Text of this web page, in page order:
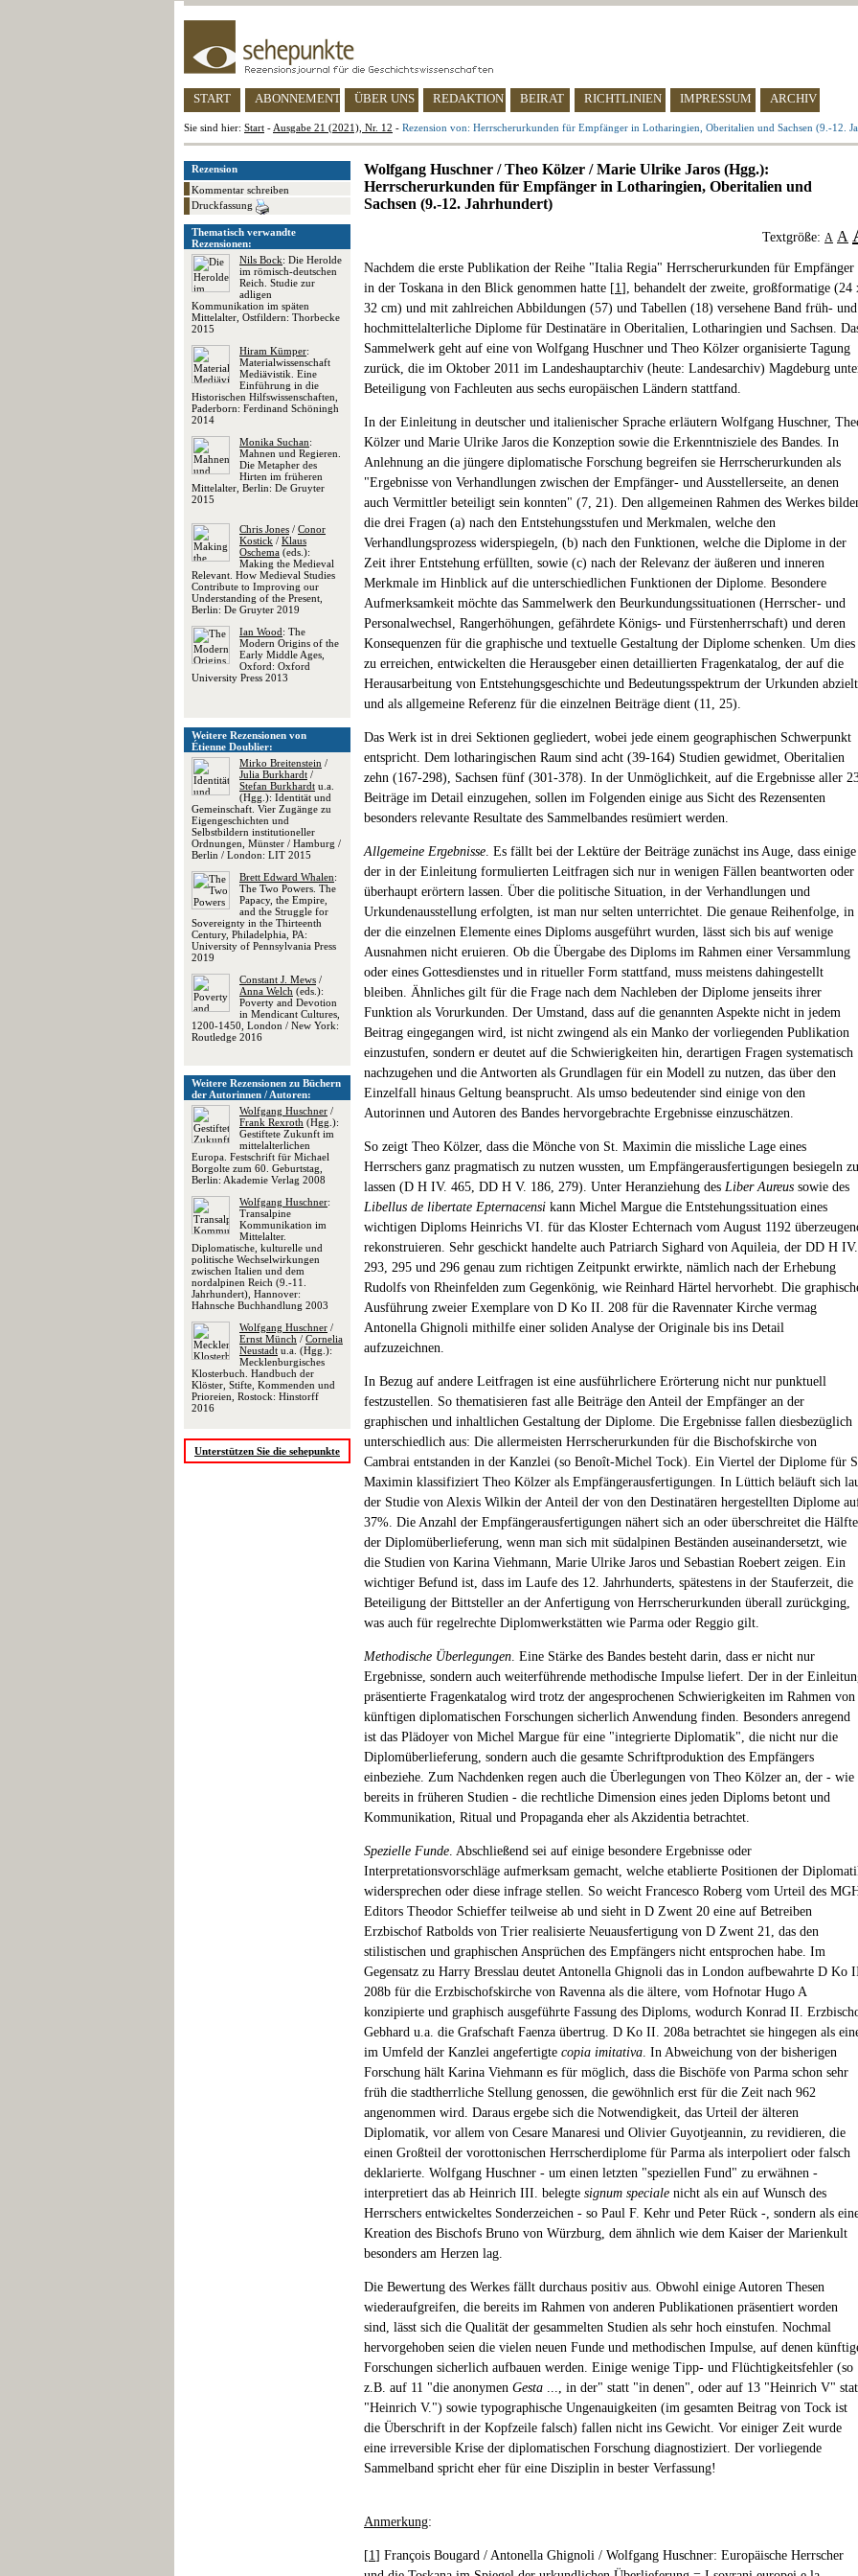
START ABONNEMENT ÜBER UNS REDAKTION BEIRAT RICHTLINIEN IMPRESSUM ARCHIV
Sie sind hier: Start - Ausgabe 21 (2021), Nr. 12 - Rezension von: Herrscherurkunden für Empfänger in Lotharingien, Oberitalien und Sachsen (9.-12.
Rezension
Kommentar schreiben
Druckfassung
Thematisch verwandte
Rezensionen:
Nils Bock: Die Herolde
im römisch-deutschen
Reich. Studie zur
adligen
Kommunikation im späten
Mittelalter, Ostfildern: Thorbecke
2015
Hiram Kümper:
Materialwissenschaft
Mediävistik. Eine
Einführung in die
Historischen Hilfswissenschaften,
Paderborn: Ferdinand Schöningh
2014
Monika Suchan:
Mahnen und Regieren.
Die Metapher des
Hirten im früheren
Mittelalter, Berlin: De Gruyter
2015
Chris Jones / Conor
Kostick / Klaus
Oschema (eds.):
Making the Medieval
Relevant. How Medieval Studies
Contribute to Improving our
Understanding of the Present,
Berlin: De Gruyter 2019
Ian Wood: The
Modern Origins of the
Early Middle Ages,
Oxford: Oxford
University Press 2013
Weitere Rezensionen von
Étienne Doublier:
Mirko Breitenstein /
Julia Burkhardt /
Stefan Burkhardt u.a.
(Hgg.): Identität und
Gemeinschaft. Vier Zugänge zu
Eigengeschichten und
Selbstbildern institutioneller
Ordnungen, Münster / Hamburg /
Berlin / London: LIT 2015
Brett Edward Whalen:
The Two Powers. The
Papacy, the Empire,
and the Struggle for
Sovereignty in the Thirteenth
Century, Philadelphia, PA:
University of Pennsylvania Press
2019
Constant J. Mews /
Anna Welch (eds.):
Poverty and Devotion
in Mendicant Cultures,
1200-1450, London / New York:
Routledge 2016
Weitere Rezensionen zu Büchern
der Autorinnen / Autoren:
Wolfgang Huschner /
Frank Rexroth (Hgg.):
Gestiftete Zukunft im
mittelalterlichen
Europa. Festschrift für Michael
Borgolte zum 60. Geburtstag,
Berlin: Akademie Verlag 2008
Wolfgang Huschner:
Transalpine
Kommunikation im
Mittelalter.
Diplomatische, kulturelle und
politische Wechselwirkungen
zwischen Italien und dem
nordalpinen Reich (9.-11.
Jahrhundert), Hannover:
Hahnsche Buchhandlung 2003
Wolfgang Huschner /
Ernst Münch / Cornelia
Neustadt u.a. (Hgg.):
Mecklenburgisches
Klosterbuch. Handbuch der
Klöster, Stifte, Kommenden und
Prioreien, Rostock: Hinstorff
2016
Unterstützen Sie die sehepunkte
Wolfgang Huschner / Theo Kölzer / Marie Ulrike Jaros (Hgg.):
Herrscherurkunden für Empfänger in Lotharingien, Oberitalien und
Sachsen (9.-12. Jahrhundert)
Textgröße: A A
Nachdem die erste Publikation der Reihe "Italia Regia" Herrscherurkunden für Empfänger
in der Toskana in den Blick genommen hatte [1], behandelt der zweite, großformatige (24
32 cm) und mit zahlreichen Abbildungen (57) und Tabellen (18) versehene Band früh- und
hochmittelalterliche Diplome für Destinatäre in Oberitalien, Lotharingien und Sachsen.
Sammelwerk geht auf eine von Wolfgang Huschner und Theo Kölzer organisierte Tagung
zurück, die im Oktober 2011 im Landeshauptarchiv (heute: Landesarchiv) Magdeburg
Beteiligung von Fachleuten aus sechs europäischen Ländern stattfand.
In der Einleitung in deutscher und italienischer Sprache erläutern Wolfgang Huschner,
Kölzer und Marie Ulrike Jaros die Konzeption sowie die Erkenntnisziele des Bandes. In
Anlehnung an die jüngere diplomatische Forschung begreifen sie Herrscherurkunden als
"Ergebnisse von Verhandlungen zwischen der Empfänger- und Ausstellerseite, an denen
auch Vermittler beteiligt sein konnten" (7, 21). Den allgemeinen Rahmen des Werkes
die drei Fragen (a) nach den Entstehungsstufen und Merkmalen, welche den
Verhandlungsprozess widerspiegeln, (b) nach den Funktionen, welche die Diplome in der
Zeit ihrer Entstehung erfüllten, sowie (c) nach der Relevanz der äußeren und inneren
Merkmale im Hinblick auf die unterschiedlichen Funktionen der Diplome. Besondere
Aufmerksamkeit möchte das Sammelwerk den Beurkundungssituationen (Herrscher- und
Personalwechsel, Rangerhöhungen, gefährdete Königs- und Fürstenherrschaft) und deren
Konsequenzen für die graphische und textuelle Gestaltung der Diplome schenken. Um dies
zu erreichen, entwickelten die Herausgeber einen detaillierten Fragenkatalog, der auf die
Herausarbeitung von Entstehungsgeschichte und Bedeutungsspektrum der Urkunden abzielt
und als allgemeine Referenz für die einzelnen Beiträge dient (11, 25).
Das Werk ist in drei Sektionen gegliedert, wobei jede einem geographischen Schwerpunkt
entspricht. Dem lotharingischen Raum sind acht (39-164) Studien gewidmet, Oberitalien
zehn (167-298), Sachsen fünf (301-378). In der Unmöglichkeit, auf die Ergebnisse aller
Beiträge im Detail einzugehen, sollen im Folgenden einige aus Sicht des Rezensenten
besonders relevante Resultate des Sammelbandes resümiert werden.
Allgemeine Ergebnisse. Es fällt bei der Lektüre der Beiträge zunächst ins Auge, dass einige
der in der Einleitung formulierten Leitfragen sich nur in wenigen Fällen beantworten oder
überhaupt erörtern lassen. Über die politische Situation, in der Verhandlungen und
Urkundenausstellung erfolgten, ist man nur selten unterrichtet. Die genaue Reihenfolge, in
der die einzelnen Elemente eines Diploms ausgeführt wurden, lässt sich bis auf wenige
Ausnahmen nicht eruieren. Ob die Übergabe des Diploms im Rahmen einer Versammlung
oder eines Gottesdienstes und in ritueller Form stattfand, muss meistens dahingestellt
bleiben. Ähnliches gilt für die Frage nach dem Nachleben der Diplome jenseits ihrer
Funktion als Vorurkunden. Der Umstand, dass auf die genannten Aspekte nicht in jedem
Beitrag eingegangen wird, ist nicht zwingend als ein Manko der vorliegenden Publikation
einzustufen, sondern er deutet auf die Schwierigkeiten hin, derartigen Fragen systematisch
nachzugehen und die Antworten als Grundlagen für ein Modell zu nutzen, das über den
Einzelfall hinaus Geltung beansprucht. Als umso bedeutender sind einige von den
Autorinnen und Autoren des Bandes hervorgebrachte Ergebnisse einzuschätzen.
So zeigt Theo Kölzer, dass die Mönche von St. Maximin die missliche Lage eines
Herrschers ganz pragmatisch zu nutzen wussten, um Empfängerausfertigungen besiegeln zu
lassen (D H IV. 465, DD H V. 186, 279). Unter Heranziehung des Liber Aureus sowie des
Libellus de libertate Epternacensi kann Michel Margue die Entstehungssituation eines
wichtigen Diploms Heinrichs VI. für das Kloster Echternach vom August 1192
rekonstruieren. Sehr geschickt handelte auch Patriarch Sighard von Aquileia, der DD H IV.
293, 295 und 296 genau zum richtigen Zeitpunkt erwirkte, nämlich nach der Erhebung
Rudolfs von Rheinfelden zum Gegenkönig, wie Reinhard Härtel hervorhebt. Die
Ausführung zweier Exemplare von D Ko II. 208 für die Ravennater Kirche vermag
Antonella Ghignoli mithilfe einer soliden Analyse der Originale bis ins Detail
aufzuzeichnen.
In Bezug auf andere Leitfragen ist eine ausführlichere Erörterung nicht nur punktuell
festzustellen. So thematisieren fast alle Beiträge den Anteil der Empfänger an der
graphischen und inhaltlichen Gestaltung der Diplome. Die Ergebnisse fallen diesbezüglich
unterschiedlich aus: Die allermeisten Herrscherurkunden für die Bischofskirche von
Cambrai entstanden in der Kanzlei (so Benoît-Michel Tock). Ein Viertel der Diplome für
Maximin klassifiziert Theo Kölzer als Empfängerausfertigungen. In Lüttich beläuft sich
der Studie von Alexis Wilkin der Anteil der von den Destinatären hergestellten Diplome
37%. Die Anzahl der Empfängerausfertigungen nähert sich an oder überschreitet die Hälfte
der Diplomüberlieferung, wenn man sich mit südalpinen Beständen auseinandersetzt, wie
die Studien von Karina Viehmann, Marie Ulrike Jaros und Sebastian Roebert zeigen. Ein
wichtiger Befund ist, dass im Laufe des 12. Jahrhunderts, spätestens in der Stauferzeit, die
Beteiligung der Bittsteller an der Anfertigung von Herrscherurkunden überall zurückging,
was auch für regelrechte Diplomwerkstätten wie Parma oder Reggio gilt.
Methodische Überlegungen. Eine Stärke des Bandes besteht darin, dass er nicht nur
Ergebnisse, sondern auch weiterführende methodische Impulse liefert. Der in der
präsentierte Fragenkatalog wird trotz der angesprochenen Schwierigkeiten im Rahmen von
künftigen diplomatischen Forschungen sicherlich Anwendung finden. Besonders anregend
ist das Plädoyer von Michel Margue für eine "integrierte Diplomatik", die nicht nur die
Diplomüberlieferung, sondern auch die gesamte Schriftproduktion des Empfängers
einbeziehe. Zum Nachdenken regen auch die Überlegungen von Theo Kölzer an, der - wie
bereits in früheren Studien - die rechtliche Dimension eines jeden Diploms betont und
Kommunikation, Ritual und Propaganda eher als Akzidentia betrachtet.
Spezielle Funde. Abschließend sei auf einige besondere Ergebnisse oder
Interpretationsvorschläge aufmerksam gemacht, welche etablierte Positionen der
widersprechen oder diese infrage stellen. So weicht Francesco Roberg vom Urteil des
Editors Theodor Schieffer teilweise ab und sieht in D Zwent 20 eine auf Betreiben
Erzbischof Ratbolds von Trier realisierte Neuausfertigung von D Zwent 21, das den
stilistischen und graphischen Ansprüchen des Empfängers nicht entsprochen habe. Im
Gegensatz zu Harry Bresslau deutet Antonella Ghignoli das in London aufbewahrte D Ko
208b für die Erzbischofskirche von Ravenna als die ältere, vom Hofnotar Hugo A
konzipierte und graphisch ausgeführte Fassung des Diploms, wodurch Konrad II.
Gebhard u.a. die Grafschaft Faenza übertrug. D Ko II. 208a betrachtet sie hingegen als
im Umfeld der Kanzlei angefertigte copia imitativa. In Abweichung von der bisherigen
Forschung hält Karina Viehmann es für möglich, dass die Bischöfe von Parma schon sehr
früh die stadtherrliche Stellung genossen, die gewöhnlich erst für die Zeit nach 962
angenommen wird. Daraus ergebe sich die Notwendigkeit, das Urteil der älteren
Diplomatik, vor allem von Cesare Manaresi und Olivier Guyotjeannin, zu revidieren, die
einen Großteil der vorottonischen Herrscherdiplome für Parma als interpoliert oder falsch
deklarierte. Wolfgang Huschner - um einen letzten "speziellen Fund" zu erwähnen -
interpretiert das ab Heinrich III. belegte signum speciale nicht als ein auf Wunsch des
Herrschers entwickeltes Sonderzeichen - so Paul F. Kehr und Peter Rück -, sondern als
Kreation des Bischofs Bruno von Würzburg, dem ähnlich wie dem Kaiser der Marienkult
besonders am Herzen lag.
Die Bewertung des Werkes fällt durchaus positiv aus. Obwohl einige Autoren Thesen
wiederaufgreifen, die bereits im Rahmen von anderen Publikationen präsentiert worden
sind, lässt sich die Qualität der gesammelten Studien als sehr hoch einstufen. Nochmal
hervorgehoben seien die vielen neuen Funde und methodischen Impulse, auf denen
Forschungen sicherlich aufbauen werden. Einige wenige Tipp- und Flüchtigkeitsfehler (so
z.B. auf 11 "die anonymen Gesta ..., in der" statt "in denen", oder auf 13 "Heinrich V"
"Heinrich V.") sowie typographische Ungenauigkeiten (im gesamten Beitrag von Tock ist
die Überschrift in der Kopfzeile falsch) fallen nicht ins Gewicht. Vor einiger Zeit wurde
eine irreversible Krise der diplomatischen Forschung diagnostiziert. Der vorliegende
Sammelband spricht eher für eine Disziplin in bester Verfassung!
Anmerkung:
[1] François Bougard / Antonella Ghignoli / Wolfgang Huschner: Europäische Herrscher